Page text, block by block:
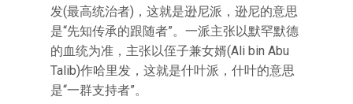
发(最高统治者)，这就是逊尼派，逊尼的意思
是“先知传承的跟随者”。一派主张以默罕默德
的血统为准，主张以侄子兼女婿(Ali bin Abu
Talib)作哈里发，这就是什叶派，什叶的意思
是“一群支持者”。